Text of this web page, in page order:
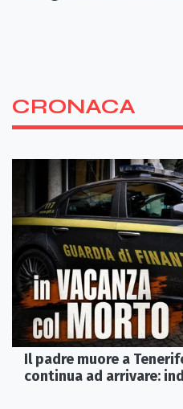
CRONACA
Il padre muore a
continua ad arrivare: